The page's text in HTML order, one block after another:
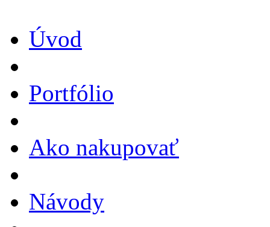
Úvod
Portfólio
Ako nakupovať
Návody